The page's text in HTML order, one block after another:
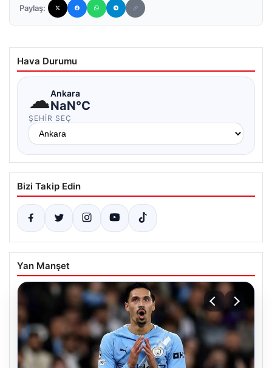
Paylaş:
Hava Durumu
☁Ankara
NaN°C
ŞEHIR SEÇ
Bizi Takip Edin
Yan Manşet